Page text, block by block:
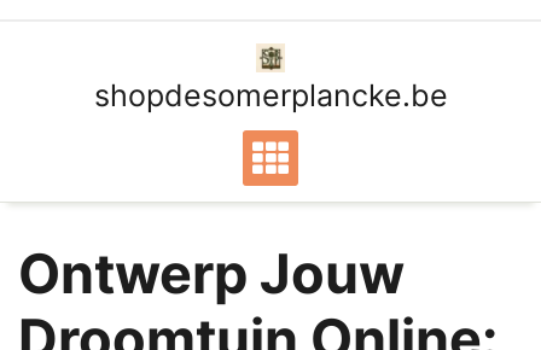
shopdesomerplancke.be
Ontwerp Jouw